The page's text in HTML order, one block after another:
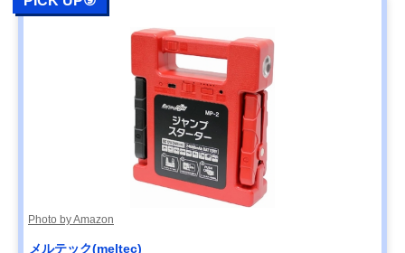
Photo by Amazon
メルテック(meltec)